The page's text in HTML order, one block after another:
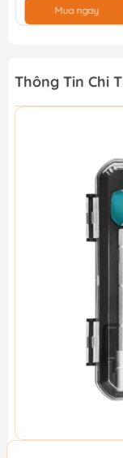
Mua ngay
Thông Tin Chi